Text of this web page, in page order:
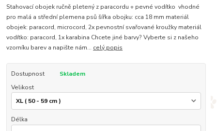
Stahovací obojek ručně pletený z paracordu + pevné vodítko vhodné
pro malá a střední plemena psů šířka obojku: cca 18 mm materiál
obojek: paracord, microcord, 2x pevnostní svařované kroužky materiál
vodítko: paracord, 1x karabina Chcete jiné barvy? Vyberte si z našeho
vzorníku barev a napište nám... celý popis
Dostupnost
Skladem
Velikost
Délka